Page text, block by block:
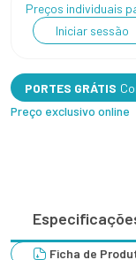
Preços individuais
Iniciar sessão
PORTES GRÁTIS
Preço exclusivo online
Ficha de